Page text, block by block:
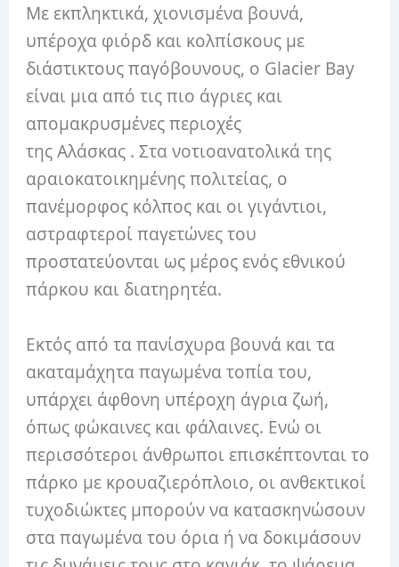
Με εκπληκτικά, χιονισμένα βουνά,
υπέροχα φιόρδ και κολπίσκους με
διάστικτους παγόβουνους, ο Glacier Bay
είναι μια από τις πιο άγριες και
απομακρυσμένες περιοχές
της Αλάσκας . Στα νοτιοανατολικά της
αραιοκατοικημένης πολιτείας, ο
πανέμορφος κόλπος και οι γιγάντιοι,
αστραφτεροί παγετώνες του
προστατεύονται ως μέρος ενός εθνικού
πάρκου και διατηρητέα.
Εκτός από τα πανίσχυρα βουνά και τα
ακαταμάχητα παγωμένα τοπία του,
υπάρχει άφθονη υπέροχη άγρια ​​ζωή,
όπως φώκαινες και φάλαινες. Ενώ οι
περισσότεροι άνθρωποι επισκέπτονται το
πάρκο με κρουαζιερόπλοιο, οι ανθεκτικοί
τυχοδιώκτες μπορούν να κατασκηνώσουν
στα παγωμένα του όρια ή να δοκιμάσουν